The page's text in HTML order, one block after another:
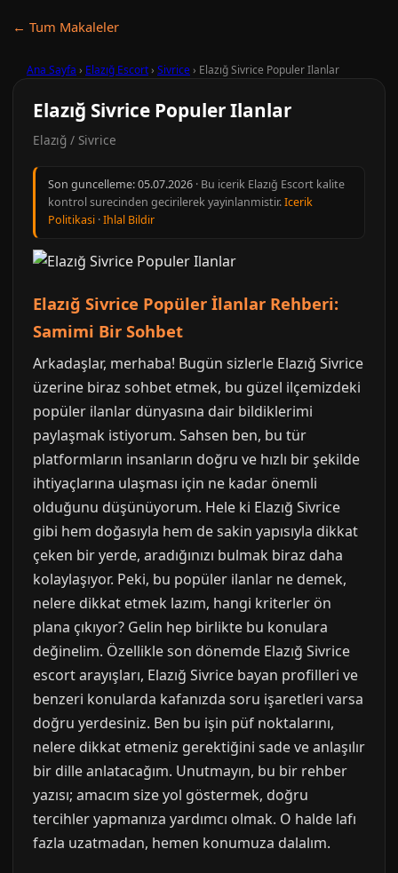
← Tum Makaleler
Ana Sayfa › Elazığ Escort› Sivrice› Elazığ Sivrice Populer Ilanlar
Elazığ Sivrice Populer Ilanlar
Elazığ / Sivrice
Son guncelleme:05.07.2026 · Bu icerik Elazığ Escort kalite
kontrol surecinden gecirilerek yayinlanmistir.Icerik
Politikasi ·Ihlal Bildir
Elazığ Sivrice Popüler İlanlar Rehberi:
Samimi Bir Sohbet
Arkadaşlar, merhaba! Bugün sizlerle Elazığ Sivrice
üzerine biraz sohbet etmek, bu güzel ilçemizdeki
popüler ilanlar dünyasına dair bildiklerimi
paylaşmak istiyorum. Sahsen ben, bu tür
platformların insanların doğru ve hızlı bir şekilde
ihtiyaçlarına ulaşması için ne kadar önemli
olduğunu düşünüyorum. Hele ki Elazığ Sivrice
gibi hem doğasıyla hem de sakin yapısıyla dikkat
çeken bir yerde, aradığınızı bulmak biraz daha
kolaylaşıyor. Peki, bu popüler ilanlar ne demek,
nelere dikkat etmek lazım, hangi kriterler ön
plana çıkıyor? Gelin hep birlikte bu konulara
değinelim. Özellikle son dönemde Elazığ Sivrice
escort arayışları, Elazığ Sivrice bayan profilleri ve
benzeri konularda kafanızda soru işaretleri varsa
doğru yerdesiniz. Ben bu işin püf noktalarını,
nelere dikkat etmeniz gerektiğini sade ve anlaşılır
bir dille anlatacağım. Unutmayın, bu bir rehber
yazısı; amacım size yol göstermek, doğru
tercihler yapmanıza yardımcı olmak. O halde lafı
fazla uzatmadan, hemen konumuza dalalım.